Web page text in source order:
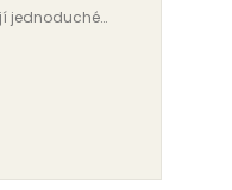
jednoduché
co
Přečtěte
že